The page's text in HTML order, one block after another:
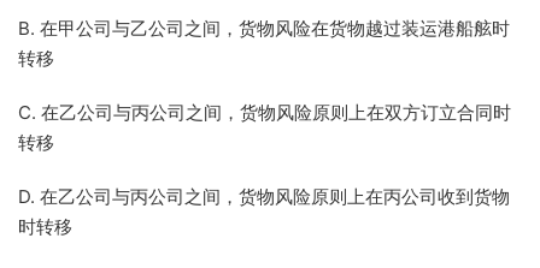
B. 在甲公司与乙公司之间，货物风险在货物越过装运港船舷时
转移
C. 在乙公司与丙公司之间，货物风险原则上在双方订立合同时
转移
D. 在乙公司与丙公司之间，货物风险原则上在丙公司收到货物
时转移